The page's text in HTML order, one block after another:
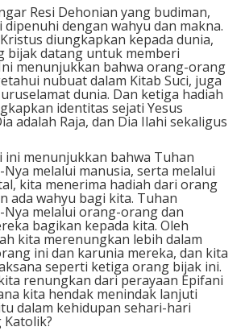
Resi Dehonian yang budiman,
dipenuhi dengan wahyu dan makna.
diungkapkan kepada dunia,
bijak datang untuk memberi
menunjukkan bahwa orang-orang
nubuat dalam Kitab Suci, juga
dunia. Dan ketiga hadiah
identitas sejati Yesus
adalah Raja, dan Dia Ilahi sekaligus
ini menunjukkan bahwa Tuhan
melalui manusia, serta melalui
kita menerima hadiah dari orang
ada wahyu bagi kita. Tuhan
melalui orang-orang dan
bagikan kepada kita. Oleh
kita merenungkan lebih dalam
ini dan karunia mereka, dan kita
seperti ketiga orang bijak ini.
renungkan dari perayaan Epifani
kita hendak menindak lanjuti
dalam kehidupan sehari-hari